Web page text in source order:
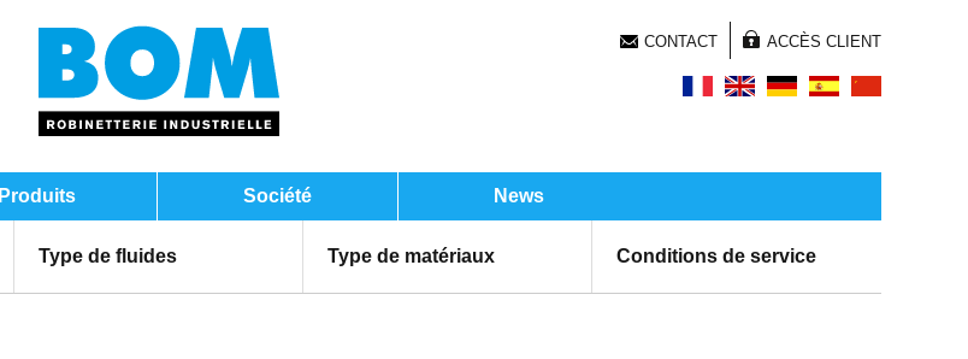
CONTACT ACCÈS CLIENT
Produits Société News
Type de fluides Type de matériaux Conditions de service